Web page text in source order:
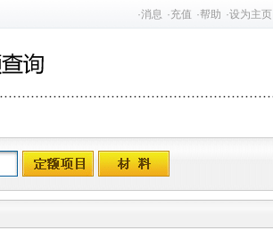
·消息 ·充值 ·帮助 ·设为主页